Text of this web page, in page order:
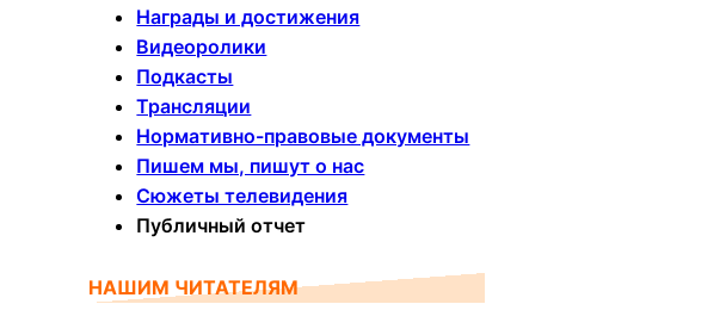
Награды и достижения
Видеоролики
Подкасты
Трансляции
Нормативно-правовые документы
Пишем мы, пишут о нас
Сюжеты телевидения
Публичный отчет
НАШИМ ЧИТАТЕЛЯМ